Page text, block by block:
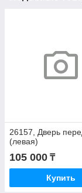
26157, Дверь
(левая)
105 000 ₸
Купить